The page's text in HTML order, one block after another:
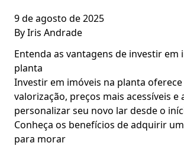
9 de agosto de 2025
ByIris Andrade
Entenda as vantagens de investir em
planta
Investir em imóveis na planta
valorização, preços mais acessíveis e
personalizar seu novo lar desde o
Conheça os benefícios de adquirir
para morar